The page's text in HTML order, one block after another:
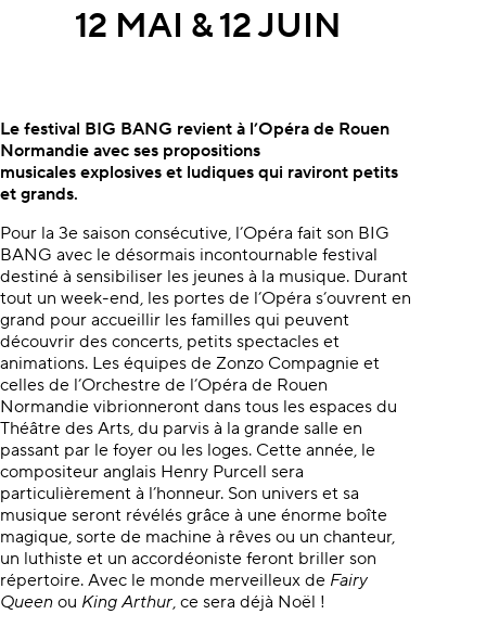
12 MAI & 12 JUIN
À propos du concert
Le festival BIG BANG revient à l’Opéra de Rouen
Normandie avec ses propositions
musicales explosives et ludiques qui raviront petits
et grands.
Pour la 3e saison consécutive, l’Opéra fait son BIG
BANG avec le désormais incontournable festival
destiné à sensibiliser les jeunes à la musique. Durant
tout un week-end, les portes de l’Opéra s’ouvrent en
grand pour accueillir les familles qui peuvent
découvrir des concerts, petits spectacles et
animations. Les équipes de Zonzo Compagnie et
celles de l’Orchestre de l’Opéra de Rouen
Normandie vibrionneront dans tous les espaces du
Théâtre des Arts, du parvis à la grande salle en
passant par le foyer ou les loges. Cette année, le
compositeur anglais Henry Purcell sera
particulièrement à l’honneur. Son univers et sa
musique seront révélés grâce à une énorme boîte
magique, sorte de machine à rêves ou un chanteur,
un luthiste et un accordéoniste feront briller son
répertoire. Avec le monde merveilleux de Fairy
Queen ou King Arthur, ce sera déjà Noël !